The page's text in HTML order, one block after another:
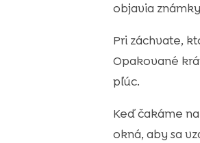
objavia
Pri záchvate,
Opakované
pľúc.
Keď čakáme
okná, aby sa